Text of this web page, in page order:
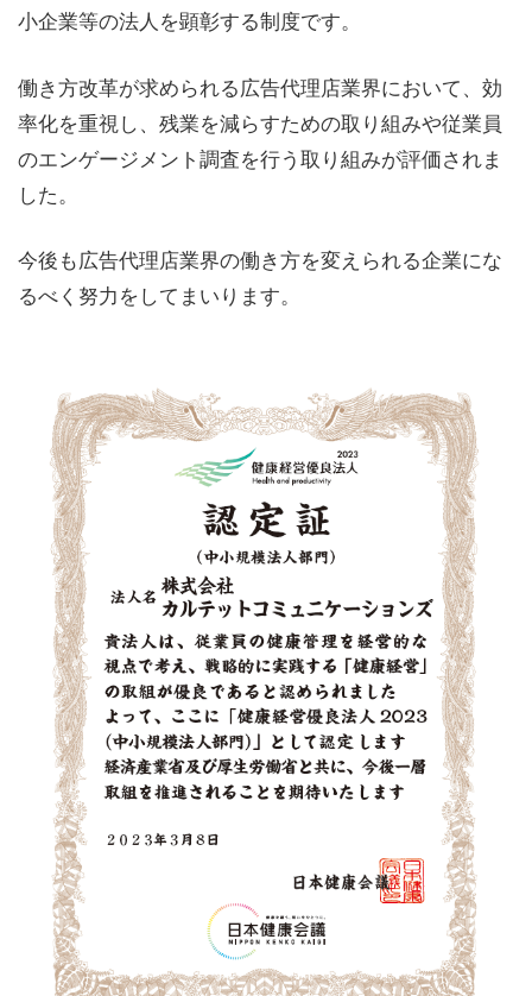
小企業等の法人を顕彰する制度です。
働き方改革が求められる広告代理店業界において、効
率化を重視し、残業を減らすための取り組みや従業員
のエンゲージメント調査を行う取り組みが評価されま
した。
今後も広告代理店業界の働き方を変えられる企業にな
るべく努力をしてまいります。